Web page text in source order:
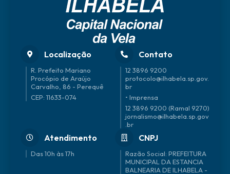
Localização
R. Prefeito Mariano
Procópio de Araújo
Carvalho, 86 - Perequê
CEP: 11633-074
Contato
12 3896 9200
protocolo@ilhabela.sp.gov.
br
• Imprensa
12 3896 9200 (Ramal 9270)
jornalismo@ilhabela.sp.gov
.br
Atendimento
Das 10h às 17h
CNPJ